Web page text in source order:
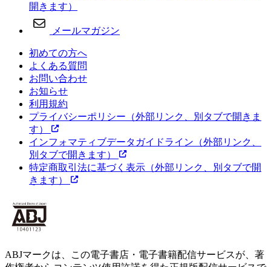
開きます）
メールマガジン
初めての方へ
よくある質問
お問い合わせ
お知らせ
利用規約
プライバシーポリシー （外部リンク、別タブで開きま
す）
インフォマティブデータガイドライン （外部リンク、
別タブで開きます）
特定商取引法に基づく表示 （外部リンク、別タブで開
きます）
ABJマークは、この電子書店・電子書籍配信サービスが、著